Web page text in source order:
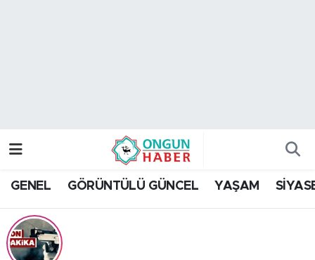
GENEL GÖRÜNTÜLÜ GÜNCEL YAŞAM
Trafik Durumu
Tüm Manşetler